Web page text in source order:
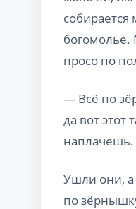
собирается
богомолье.
просо по
— Всё по
да вот этот
наплачешь.
Ушли они, а
по